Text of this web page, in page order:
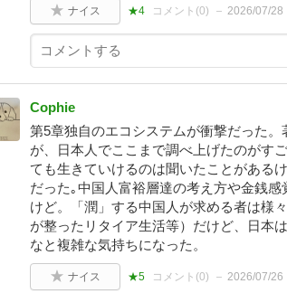
ナイス ★4 コメント(0) 2026/07/28
Cophie
第5章独自のエコシステムが衝撃だった
が、日本人でここまで調べ上げたのがす
ても生きていけるのは聞いたことがある
だった｡中国人富裕層達の考え方や金銭
けど。「潤」する中国人が求める者は様
が整ったリタイア生活等）だけど、日本
なと複雑な気持ちになった。
ナイス ★5 コメント(0) 2026/07/26